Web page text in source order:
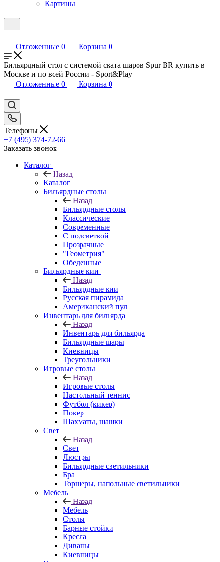
Картины
Отложенные 0 Корзина 0
Бильярдный стол с системой ската шаров Spur BR купить в
Москве и по всей России - Sport&Play
Отложенные 0 Корзина 0
Телефоны
+7 (495) 374-72-66
Заказать звонок
Каталог
Назад
Каталог
Бильярдные столы
Назад
Бильярдные столы
Классические
Современные
С подсветкой
Прозрачные
"Геометрия"
Обеденные
Бильярдные кии
Назад
Бильярдные кии
Русская пирамида
Американский пул
Инвентарь для бильярда
Назад
Инвентарь для бильярда
Бильярдные шары
Киевницы
Треугольники
Игровые столы
Назад
Игровые столы
Настольный теннис
Футбол (кикер)
Покер
Шахматы, шашки
Свет
Назад
Свет
Люстры
Бильярдные светильники
Бра
Торшеры, напольные светильники
Мебель
Назад
Мебель
Столы
Барные стойки
Кресла
Диваны
Киевницы